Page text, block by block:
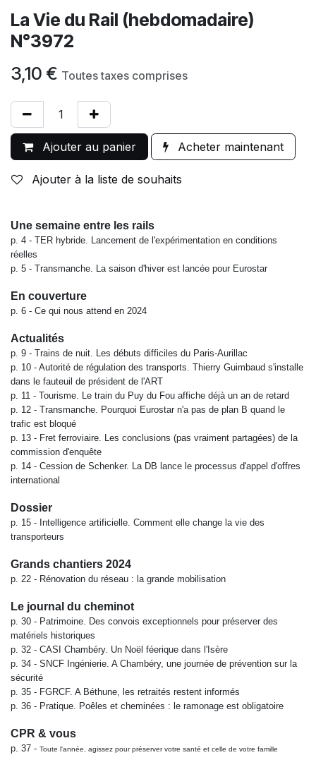
La Vie du Rail (hebdomadaire)
N°3972
3,10 € Toutes taxes comprises
Ajouter au panier Acheter maintenant
Ajouter à la liste de souhaits
Une semaine entre les rails
p. 4 - TER hybride. Lancement de l'expérimentation en conditions
réelles
p. 5 - Transmanche. La saison d'hiver est lancée pour Eurostar
En couverture
p. 6 - Ce qui nous attend en 2024
Actualités
p. 9 - Trains de nuit. Les débuts difficiles du Paris-Aurillac
p. 10 - Autorité de régulation des transports. Thierry Guimbaud s'installe
dans le fauteuil de président de l'ART
p. 11 - Tourisme. Le train du Puy du Fou affiche déjà un an de retard
p. 12 - Transmanche. Pourquoi Eurostar n'a pas de plan B quand le
trafic est bloqué
p. 13 - Fret ferroviaire. Les conclusions (pas vraiment partagées) de la
commission d'enquête
p. 14 - Cession de Schenker. La DB lance le processus d'appel d'offres
international
Dossier
p. 15 - Intelligence artificielle. Comment elle change la vie des
transporteurs
Grands chantiers 2024
p. 22 - Rénovation du réseau : la grande mobilisation
Le journal du cheminot
p. 30 - Patrimoine. Des convois exceptionnels pour préserver des
matériels historiques
p. 32 - CASI Chambéry. Un Noël féerique dans l'Isère
p. 34 - SNCF Ingénierie. A Chambéry, une journée de prévention sur la
sécurité
p. 35 - FGRCF. A Béthune, les retraités restent informés
p. 36 - Pratique. Poêles et cheminées : le ramonage est obligatoire
CPR & vous
p. 37 - Toute l'année, agissez pour préserver votre santé et celle de votre famille